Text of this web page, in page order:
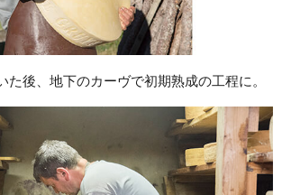
た後、地下のカーヴで初期熟成の工程に。